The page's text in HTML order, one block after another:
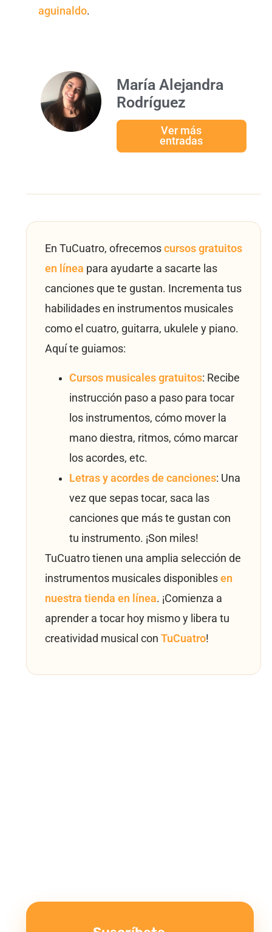
aguinaldo.
María Alejandra
Rodríguez
Ver más
entradas
En TuCuatro, ofrecemos cursos gratuitos
en línea para ayudarte a sacarte las
canciones que te gustan. Incrementa tus
habilidades en instrumentos musicales
como el cuatro, guitarra, ukulele y piano.
Aquí te guiamos:
Cursos musicales gratuitos: Recibe
instrucción paso a paso para tocar
los instrumentos, cómo mover la
mano diestra, ritmos, cómo marcar
los acordes, etc.
Letras y acordes de canciones: Una
vez que sepas tocar, saca las
canciones que más te gustan con
tu instrumento. ¡Son miles!
TuCuatro tienen una amplia selección de
instrumentos musicales disponibles en
nuestra tienda en línea. ¡Comienza a
aprender a tocar hoy mismo y libera tu
creatividad musical con TuCuatro!